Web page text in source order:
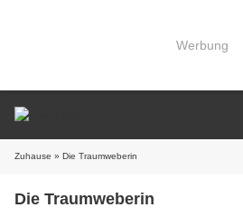
Werbung
Zuhause » Die Traumweberin
Die Traumweberin